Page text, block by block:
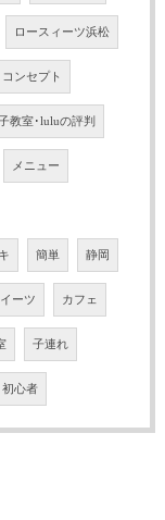
ロースィーツ浜松
コンセプト
教室･luluの評判
メニュー
簡単 静岡
ーツ カフェ
子連れ
初心者